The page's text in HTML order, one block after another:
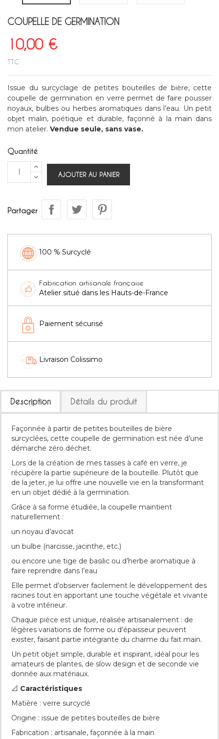
COUPELLE DE GERMINATION
10,00 €
TTC
Issue du surcyclage de petites bouteilles de bière, cette
coupelle de germination en verre permet de faire pousser
noyaux, bulbes ou herbes aromatiques dans l’eau. Un petit
objet malin, poétique et durable, façonné à la main dans
mon atelier. Vendue seule, sans vase.
Quantité
AJOUTER AU PANIER
Partager
100 % Surcyclé
Fabrication artisanale française
Atelier situé dans les Hauts-de-France
Paiement sécurisé
Livraison Colissimo
Description Détails du produit
Façonnée à partir de petites bouteilles de bière
surcyclées, cette coupelle de germination est née d’une
démarche zéro déchet.
Lors de la création de mes tasses à café en verre, je
récupère la partie supérieure de la bouteille. Plutôt que
de la jeter, je lui offre une nouvelle vie en la transformant
en un objet dédié à la germination.
Grâce à sa forme étudiée, la coupelle maintient
naturellement :
un noyau d’avocat
un bulbe (narcisse, jacinthe, etc.)
ou encore une tige de basilic ou d’herbe aromatique à
faire reprendre dans l’eau
Elle permet d’observer facilement le développement des
racines tout en apportant une touche végétale et vivante
à votre intérieur.
Chaque pièce est unique, réalisée artisanalement : de
légères variations de forme ou d’épaisseur peuvent
exister, faisant partie intégrante du charme du fait main.
Un petit objet simple, durable et inspirant, idéal pour les
amateurs de plantes, de slow design et de seconde vie
donnée aux matériaux.
📐 Caractéristiques
Matière : verre surcyclé
Origine : issue de petites bouteilles de bière
Fabrication : artisanale, façonnée à la main